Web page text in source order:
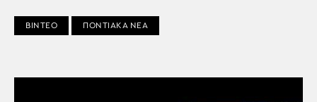
ΒΙΝΤΕΟ ΠΟΝΤΙΑΚΑ ΝΕΑ